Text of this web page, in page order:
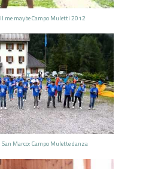
me maybe Campo Muletti 2012
Marco: Campo Mulette danza